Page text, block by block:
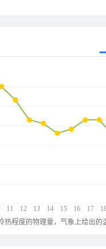
11 12 13 14 15 16 17
热程度的物理量，气象上给出